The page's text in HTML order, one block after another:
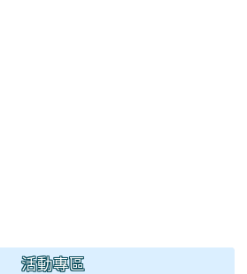
活動專區